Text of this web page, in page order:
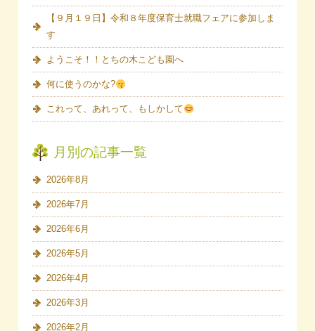
【９月１９日】令和８年度保育士就職フェアに参加しま
す
ようこそ！！とちの木こども園へ
何に使うのかな?
これって、あれって、もしかして
月別の記事一覧
2026年8月
2026年7月
2026年6月
2026年5月
2026年4月
2026年3月
2026年2月